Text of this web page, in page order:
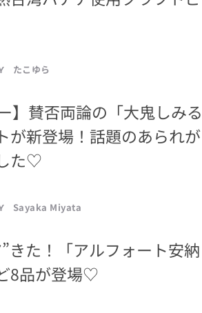
たこゆら
】賛否両論の「大鬼しみる
が新登場！話題のあられが
た♡
Sayaka Miyata
きた！「アルフォート安納
8品が登場♡